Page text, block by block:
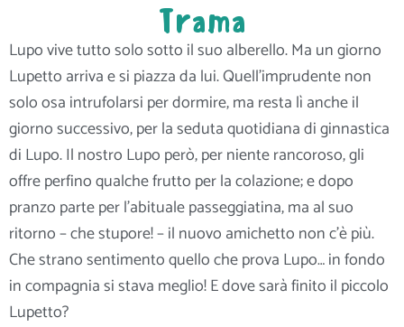
Trama
Lupo vive tutto solo sotto il suo alberello. Ma un giorno
Lupetto arriva e si piazza da lui. Quell’imprudente non
solo osa intrufolarsi per dormire, ma resta lì anche il
giorno successivo, per la seduta quotidiana di ginnastica
di Lupo. Il nostro Lupo però, per niente rancoroso, gli
offre perfino qualche frutto per la colazione; e dopo
pranzo parte per l’abituale passeggiatina, ma al suo
ritorno – che stupore! – il nuovo amichetto non c’è più.
Che strano sentimento quelloche prova Lupo… in fondo
in compagnia si stava meglio! E dove sarà finito il piccolo
Lupetto?